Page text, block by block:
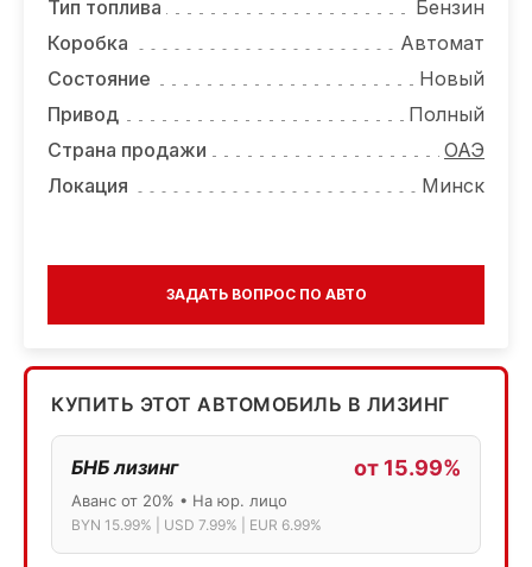
Тип топлива
Бензин
Коробка
Автомат
Состояние
Новый
Привод
Полный
Страна продажи
ОАЭ
Локация
Минск
ЗАДАТЬ ВОПРОС ПО АВТО
КУПИТЬ ЭТОТ АВТОМОБИЛЬ В ЛИЗИНГ
БНБ лизинг от 15.99%
Аванс от 20% • На юр. лицо
BYN 15.99% | USD 7.99% | EUR 6.99%